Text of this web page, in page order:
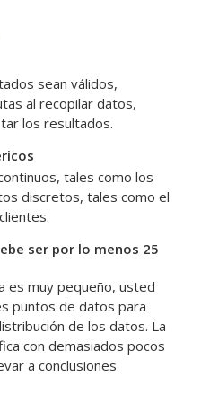
sean válidos,
al recopilar datos,
los resultados.
tales como los
discretos, tales como el
ser por lo menos 25
es muy pequeño, usted
puntos de datos para
de los datos. La
con demasiados pocos
a conclusiones